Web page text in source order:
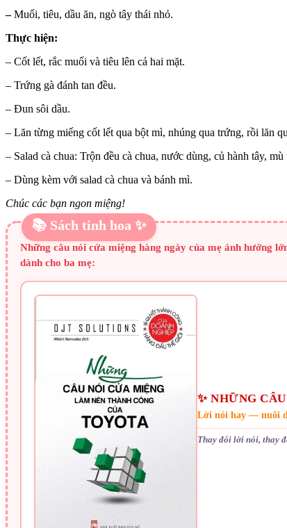
–Muối, tiêu, dầu ăn, ngò tây thái nhỏ.
Thực hiện:
– Cốt lết, rắc muối và tiêu lên cả hai mặt.
– Trứng gà đánh tan đều.
– Đun sôi dầu.
– Lăn từng miếng cốt lết qua bột mì, nhúng qua trứng, rồi lăn
– Salad cà chua: Trộn đều cà chua, nước dùng, củ hành tây,
– Dùng kèm với salad cà chua và bánh mì.
Chúc các bạn ngon miệng!
📚 Sách tinh hoa ✨
Những câu nói cửa miệng hàng ngày của mẹ ảnh hưởng
dành cho ba mẹ:
✨ NHỮNG
Lời nói hay — nuôi
Thay đổi lời nói, thay